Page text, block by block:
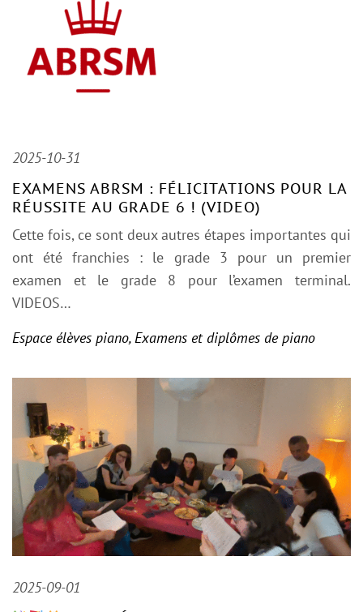
2025-10-31
EXAMENS ABRSM : FÉLICITATIONS POUR LA
RÉUSSITE AU GRADE 6 ! (VIDEO)
Cette fois, ce sont deux autres étapes importantes qui
ont été franchies : le grade 3 pour un premier
examen et le grade 8 pour l’examen terminal.
VIDEOS…
Espace élèves piano,Examens et diplômes de piano
2025-09-01